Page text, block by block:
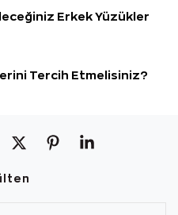
Erkek Yüzükler
Tercih Etmelisiniz?